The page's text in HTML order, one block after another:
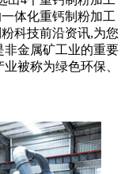
体化重钙制粉加工
科技前沿资讯,为您
非金属矿工业的重要
被称为绿色环保、